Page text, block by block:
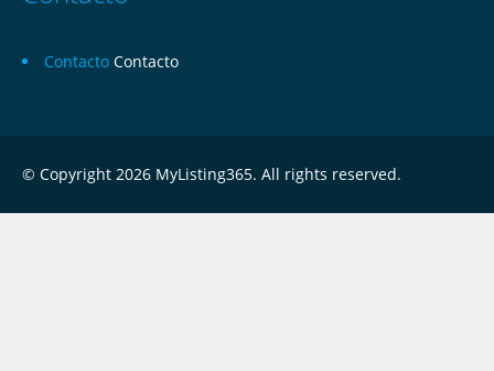
Contacto Contacto
© Copyright 2026 MyListing365. All rights reserved.